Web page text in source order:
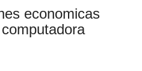
economicas